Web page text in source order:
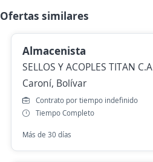
Ofertas similares
Almacenista
SELLOS Y ACOPLES TITAN C.A
Caroní, Bolívar
Contrato por tiempo indefinido
Tiempo Completo
Más de 30 días